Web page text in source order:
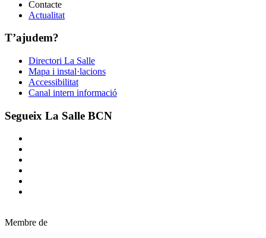
Contacte
Actualitat
T’ajudem?
Directori La Salle
Mapa i instal·lacions
Accessibilitat
Canal intern informació
Segueix La Salle BCN
Membre de